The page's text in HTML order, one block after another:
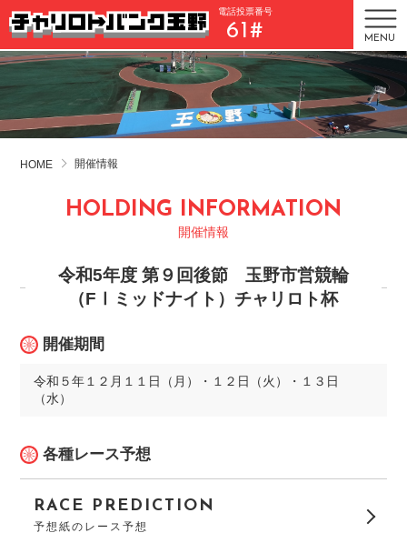
電話投票番号
61# MENU
HOME 開催情報
HOLDING INFORMATION
開催情報
令和5年度 第９回後節 玉野市営競輪
（FⅠミッドナイト）チャリロト杯
開催期間
令和５年１２月１１日（月）・１２日（火）・１３日
（水）
各種レース予想
RACE PREDICTION
予想紙のレース予想